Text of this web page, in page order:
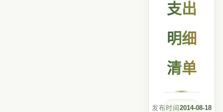
支出
明细
清单
发布时间2014-08-18